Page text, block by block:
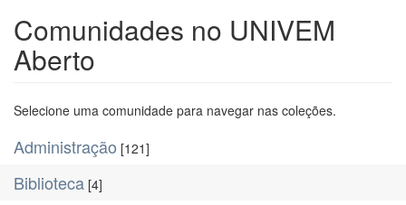
Comunidades no UNIVEM
Aberto
Selecione uma comunidade para navegar nas coleções.
Administração [121]
Biblioteca [4]